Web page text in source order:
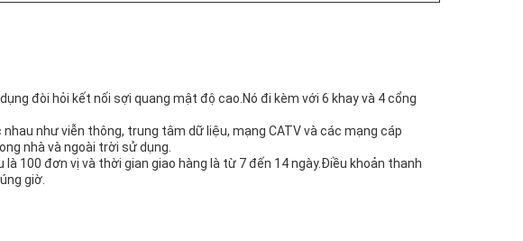
đòi hỏi kết nối sợi quang mật độ cao.Nó đi kèm với 6 khay và 4 cổng
như viễn thông, trung tâm dữ liệu, mạng CATV và các mạng cáp
nhà và ngoài trời sử dụng.
100 đơn vị và thời gian giao hàng là từ 7 đến 14 ngày.Điều khoản thanh
giờ.